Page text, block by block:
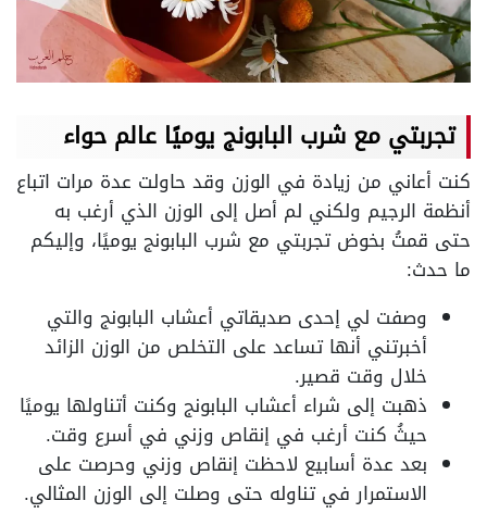
تجربتي مع شرب البابونج يوميًا عالم حواء
كنت أعاني من زيادة في الوزن وقد حاولت عدة مرات اتباع
أنظمة الرجيم ولكني لم أصل إلى الوزن الذي أرغب به
حتى قمتُ بخوض تجربتي مع شرب البابونج يوميًا، وإليكم
ما حدث:
وصفت لي إحدى صديقاتي أعشاب البابونج والتي
أخبرتني أنها تساعد على التخلص من الوزن الزائد
خلال وقت قصير.
ذهبت إلى شراء أعشاب البابونج وكنت أتناولها يوميًا
حيثُ كنت أرغب في إنقاص وزني في أسرع وقت.
بعد عدة أسابيع لاحظت إنقاص وزني وحرصت على
الاستمرار في تناوله حتى وصلت إلى الوزن المثالي.